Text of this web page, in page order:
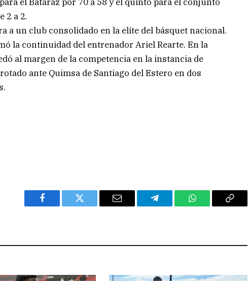
2 a 2.
a un club consolidado en la elíte del básquet nacional.
la continuidad del entrenador Ariel Rearte. En la
al margen de la competencia en la instancia de
ante Quimsa de Santiago del Estero en dos
Facebook Twitter Email Telegram WhatsAppCopy